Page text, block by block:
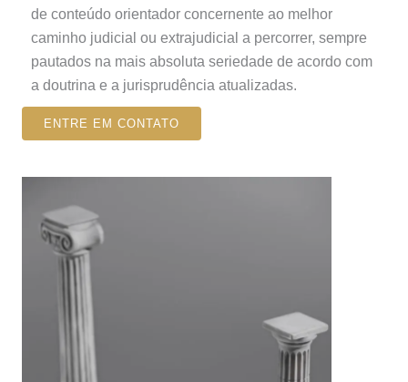
de conteúdo orientador concernente ao melhor
caminho judicial ou extrajudicial a percorrer, sempre
pautados na mais absoluta seriedade de acordo com
a doutrina e a jurisprudência atualizadas.
ENTRE EM CONTATO